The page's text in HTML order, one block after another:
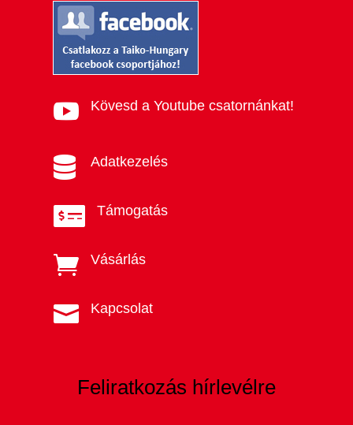
 Kövesd a Youtube csatornánkat!
 Adatkezelés
 Támogatás
 Vásárlás
 Kapcsolat
Feliratkozás hírlevélre